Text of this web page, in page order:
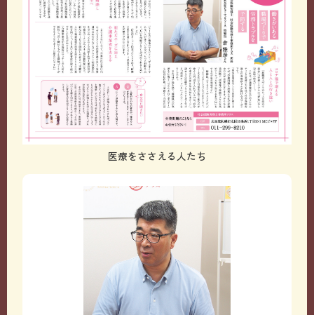
医療をささえる人たち